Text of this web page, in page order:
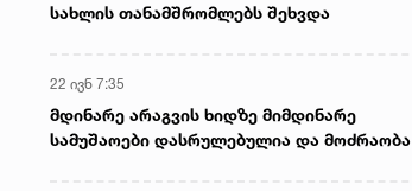
სახლის თანამშრომლებს შეხვდა
22 ივნ 7:35
მდინარე არაგვის ხიდზე მიმდინარე
სამუშაოები დასრულებულია და მოძრაობა